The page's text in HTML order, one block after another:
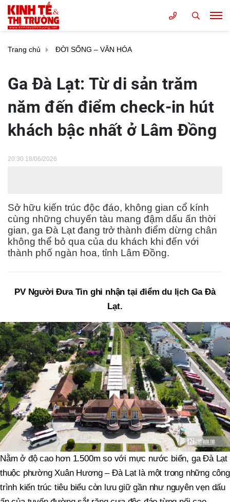
Trang chủ ĐỜI SỐNG – VĂN HÓA
Ga Đà Lạt: Từ di sản trăm
năm đến điểm check-in hút
khách bậc nhất ở Lâm Đồng
20:30 18/06/2026
Sở hữu kiến trúc độc đáo, không gian cổ kính
cùng những chuyến tàu mang đậm dấu ấn thời
gian, ga Đà Lạt đang trở thành điểm dừng chân
không thể bỏ qua của du khách khi đến với
thành phố ngàn hoa, tỉnh Lâm Đồng.
PV Người Đưa Tin ghi nhận tại điểm du lịch Ga Đà
Lạt.
Nằm ở độ cao hơn 1.500m so với mực nước biển, ga Đà Lạt
thuộc phường Xuân Hương – Đà Lạt là một trong những công
trình kiến trúc tiêu biểu còn lưu giữ gần như nguyên vẹn dấu